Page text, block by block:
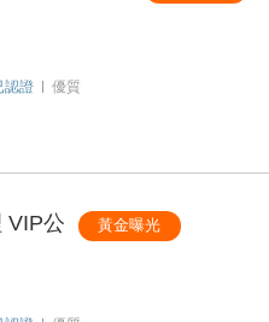
認證 優質
VIP公 黃金曝光